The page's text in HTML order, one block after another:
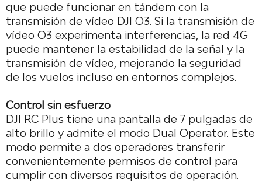
que puede funcionar en tándem con la
transmisión de vídeo DJI O3. Si la transmisión de
vídeo O3 experimenta interferencias, la red 4G
puede mantener la estabilidad de la señal y la
transmisión de vídeo, mejorando la seguridad
de los vuelos incluso en entornos complejos.
Control sin esfuerzo
DJI RC Plus tiene una pantalla de 7 pulgadas de
alto brillo y admite el modo Dual Operator. Este
modo permite a dos operadores transferir
convenientemente permisos de control para
cumplir con diversos requisitos de operación.